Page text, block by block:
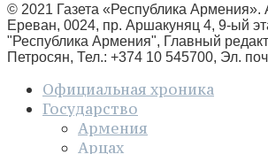
© 2021 Газета «Республика Армения».
Ереван, 0024, пр. Аршакуняц 4, 9-ый
"Республика Армения", Главный
Петросян, Тел.: +374 10 545700, Эл.
Официальная хроника
Государство
Армения
Арцах